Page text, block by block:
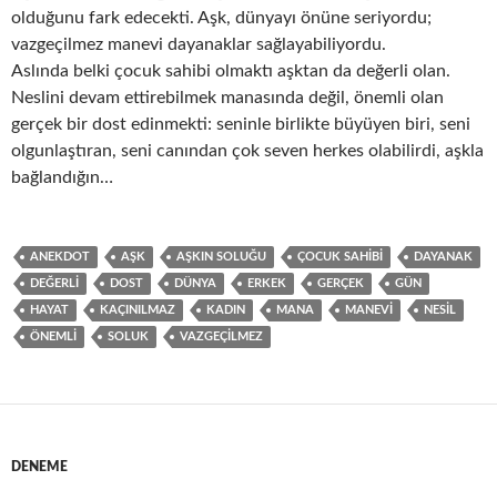
olduğunu fark edecekti. Aşk, dünyayı önüne seriyordu;
vazgeçilmez manevi dayanaklar sağlayabiliyordu.
Aslında belki çocuk sahibi olmaktı aşktan da değerli olan.
Neslini devam ettirebilmek manasında değil, önemli olan
gerçek bir dost edinmekti: seninle birlikte büyüyen biri, seni
olgunlaştıran, seni canından çok seven herkes olabilirdi, aşkla
bağlandığın…
ANEKDOT AŞK AŞKIN SOLUĞU ÇOCUK SAHIBI DAYANAK
DEĞERLI DOST DÜNYA ERKEK GERÇEK GÜN
HAYAT KAÇINILMAZ KADIN MANA MANEVI NESIL
ÖNEMLI SOLUK VAZGEÇILMEZ
DENEME